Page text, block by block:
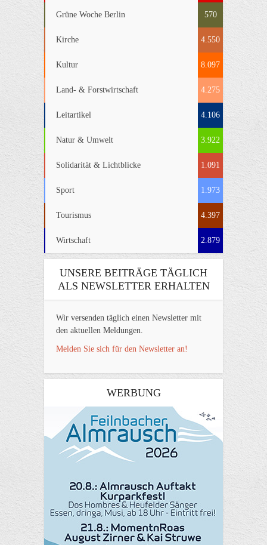
Grüne Woche Berlin 570
Kirche 4.550
Kultur 8.097
Land- & Forstwirtschaft 4.275
Leitartikel 4.106
Natur & Umwelt 3.922
Solidarität & Lichtblicke 1.091
Sport 1.973
Tourismus 4.397
Wirtschaft 2.879
UNSERE BEITRÄGE TÄGLICH
ALS NEWSLETTER ERHALTEN
Wir versenden täglich einen Newsletter mit
den aktuellen Meldungen.
Melden Sie sich für den Newsletter an!
WERBUNG